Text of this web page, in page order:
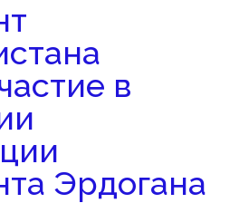
в
Эрдогана